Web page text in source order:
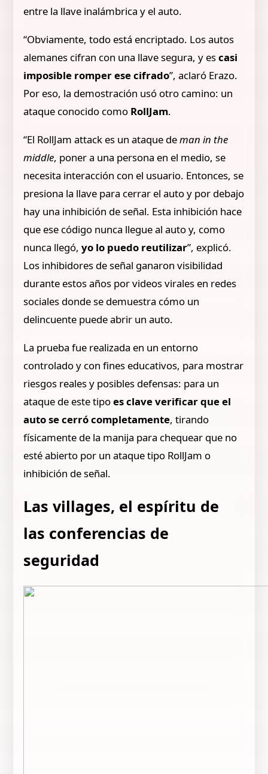
entre la llave inalámbrica y el auto.
“Obviamente, todo está encriptado. Los autos
alemanes cifran con una llave segura, y escasi
imposible romper ese cifrado”, aclaró Erazo.
Por eso, la demostración usó otro camino: un
ataque conocido como RollJam.
“El RollJam attack es un ataque deman in the
middle, poner a una persona en el medio, se
necesita interacción con el usuario. Entonces, se
presiona la llave para cerrar el auto y por debajo
hay una inhibición de señal. Esta inhibición hace
que ese código nunca llegue al auto y, como
nunca llegó, yo lo puedo reutilizar”, explicó.
Los inhibidores de señal ganaron visibilidad
durante estos años por videos virales en redes
sociales donde se demuestra cómo un
delincuente puede abrir un auto.
La prueba fue realizada en un entorno
controlado y con fines educativos, para mostrar
riesgos reales y posibles defensas: para un
ataque de este tipoes clave verificar que el
auto se cerró completamente, tirando
físicamente de la manija para chequear que no
esté abierto por un ataque tipo RollJam o
inhibición de señal.
Las villages, el espíritu de
las conferencias de
seguridad